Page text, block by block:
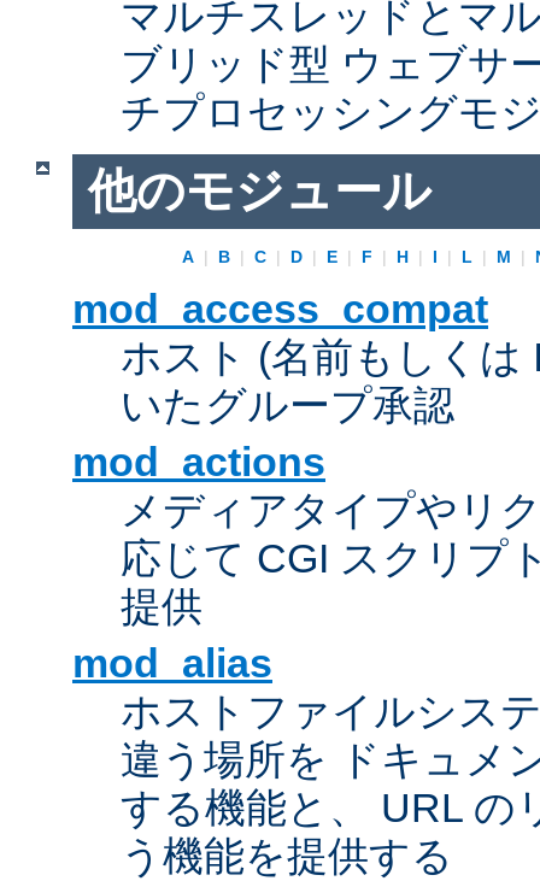
マルチスレッドとマ
ブリッド型 ウェブサ
チプロセッシングモ
他のモジュール
A | B | C | D | E | F | H | I | L | M |
mod_access_compat
ホスト (名前もしくは
いたグループ承認
mod_actions
メディアタイプやリ
応じて CGI スクリプ
提供
mod_alias
ホストファイルシス
違う場所を ドキュメ
する機能と、 URL の
う機能を提供する